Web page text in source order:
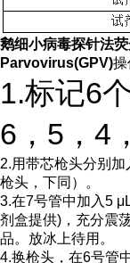
鹅细小病毒探针法
Parvovirus(GPV)操
1.标记6
6，5，4
2.用带芯枪头分别
枪头，下同）。
3.在7号管中加入5
剂盒提供)，充分震
品。放冰上待用。
4.换枪头，在6号管